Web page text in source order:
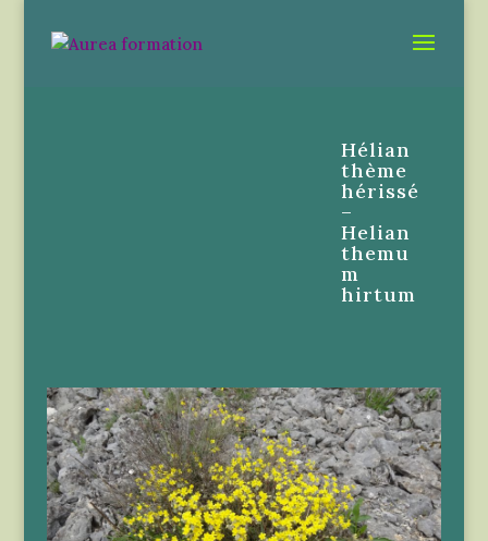
Hélian
thème
hérissé
–
Helian
themu
m
hirtum